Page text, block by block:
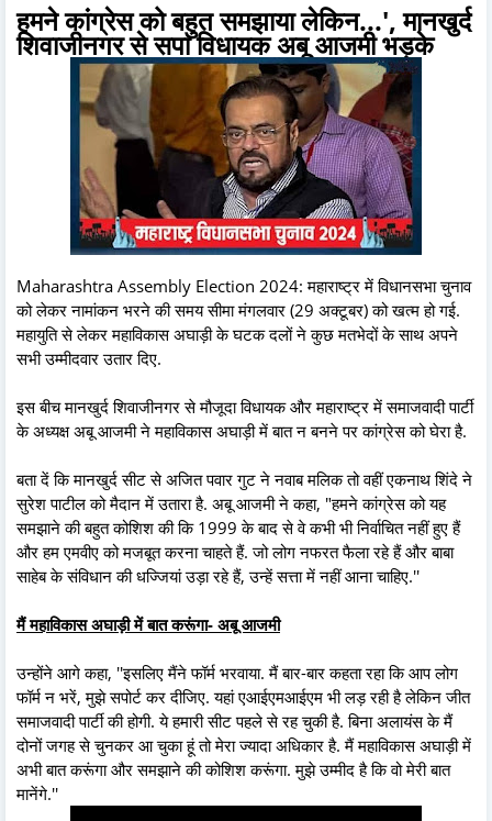
हमने कांग्रेस को बहुत समझाया लेकिन...', मानखुर्द
शिवाजीनगर से सपा विधायक अबू आजमी भड़के
Maharashtra Assembly Election 2024: महाराष्ट्र में विधानसभा चुनाव
को लेकर नामांकन भरने की समय सीमा मंगलवार (29 अक्टूबर) को खत्म हो गई.
महायुति से लेकर महाविकास अघाड़ी के घटक दलों ने कुछ मतभेदों के साथ अपने
सभी उम्मीदवार उतार दिए.
इस बीच मानखुर्द शिवाजीनगर से मौजूदा विधायक और महाराष्ट्र में समाजवादी पार्टी
के अध्यक्ष अबू आजमी ने महाविकास अघाड़ी में बात न बनने पर कांग्रेस को घेरा है.
बता दें कि मानखुर्द सीट से अजित पवार गुट ने नवाब मलिक तो वहीं एकनाथ शिंदे ने
सुरेश पाटील को मैदान में उतारा है. अबू आजमी ने कहा, "हमने कांग्रेस को यह
समझाने की बहुत कोशिश की कि 1999 के बाद से वे कभी भी निर्वाचित नहीं हुए हैं
और हम एमवीए को मजबूत करना चाहते हैं. जो लोग नफरत फैला रहे हैं और बाबा
साहेब के संविधान की धज्जियां उड़ा रहे हैं, उन्हें सत्ता में नहीं आना चाहिए.''
मैं महाविकास अघाड़ी में बात करूंगा- अबू आजमी
उन्होंने आगे कहा, ''इसलिए मैंने फॉर्म भरवाया. मैं बार-बार कहता रहा कि आप लोग
फॉर्म न भरें, मुझे सपोर्ट कर दीजिए. यहां एआईएमआईएम भी लड़ रही है लेकिन जीत
समाजवादी पार्टी की होगी. ये हमारी सीट पहले से रह चुकी है. बिना अलायंस के मैं
दोनों जगह से चुनकर आ चुका हूं तो मेरा ज्यादा अधिकार है. मैं महाविकास अघाड़ी में
अभी बात करूंगा और समझाने की कोशिश करूंगा. मुझे उम्मीद है कि वो मेरी बात
मानेंगे.''